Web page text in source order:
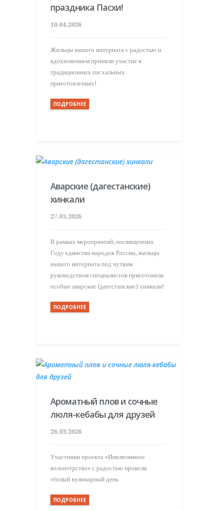
праздника Пасхи!
10.04.2026
Жильцы нашего интерната с радостью и
вдохновением приняли участие в
традиционных пасхальных
приготовлениях!
ПОДРОБНЕЕ
Аварские (дагестанские)
хинкали
27.03.2026
В рамках мероприятий, посвященных
Году единства народов России, жильцы
нашего интерната под чутким
руководством специалистов приготовили
особые аварские (дагестанские) хинкали!
ПОДРОБНЕЕ
Ароматный плов и сочные
люля-кебабы для друзей
26.03.2026
Участники проекта «Инклюзивное
волонтёрство» с радостью провели
тёплый кулинарный день
ПОДРОБНЕЕ